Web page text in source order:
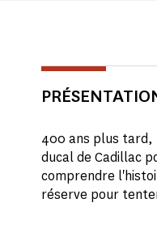
400 ans plus tard,
ducal de Cadillac
comprendre
réserve pour